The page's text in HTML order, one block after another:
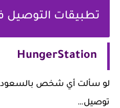
تطبيقات التوصيل
HungerStation
سألت أي شخص بالسعودية